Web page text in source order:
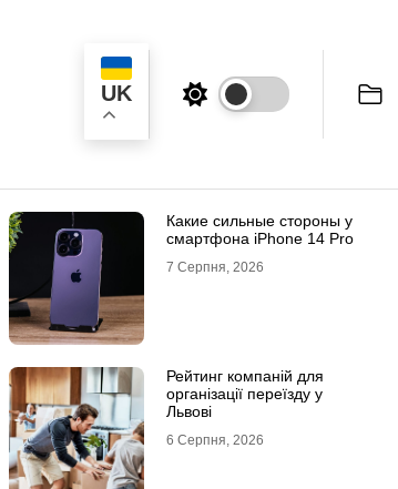
UK
Какие сильные стороны у
смартфона iPhone 14 Pro
7 Серпня, 2026
Рейтинг компаній для
організації переїзду у
Львові
6 Серпня, 2026